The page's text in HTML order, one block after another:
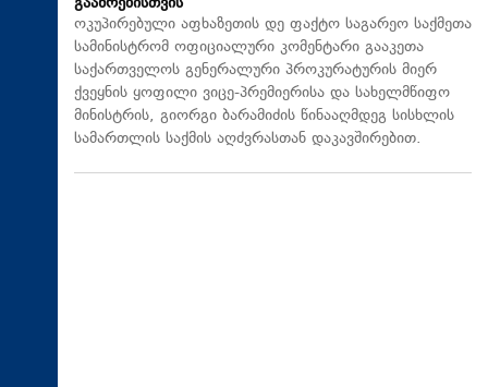
ოკუპირებული აფხაზეთის დე ფაქტო საგარეო საქმეთა
სამინისტრომ ოფიციალური კომენტარი გააკეთა
საქართველოს გენერალური პროკურატურის მიერ
ქვეყნის ყოფილი ვიცე-პრემიერისა და სახელმწიფო
მინისტრის, გიორგი ბარამიძის წინააღმდეგ სისხლის
სამართლის საქმის აღძვრასთან დაკავშირებით.